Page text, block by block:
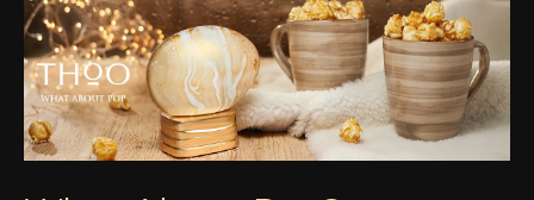
What
About
Pop?